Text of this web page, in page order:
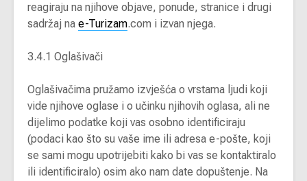
reagiraju na njihove objave, ponude, stranice i drugi
sadržaj na e-Turizam.com i izvan njega.
3.4.1 Oglašivači
Oglašivačima pružamo izvješća o vrstama ljudi koji
vide njihove oglase i o učinku njihovih oglasa, ali ne
dijelimo podatke koji vas osobno identificiraju
(podaci kao što su vaše ime ili adresa e-pošte, koji
se sami mogu upotrijebiti kako bi vas se kontaktiralo
ili identificiralo) osim ako nam date dopuštenje. Na